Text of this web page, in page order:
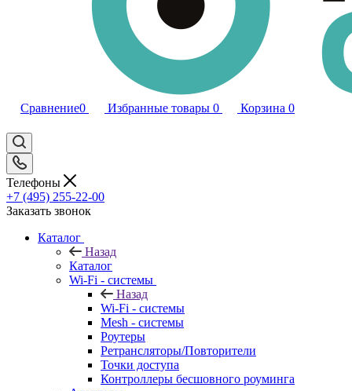
Сравнение0 Избранные товары 0 Корзина 0
Телефоны
+7 (495) 255-22-00
Заказать звонок
Каталог
Назад
Каталог
Wi-Fi - системы
Назад
Wi-Fi - системы
Mesh - системы
Роутеры
Ретрансляторы/Повторители
Точки доступа
Контроллеры бесшовного роуминга